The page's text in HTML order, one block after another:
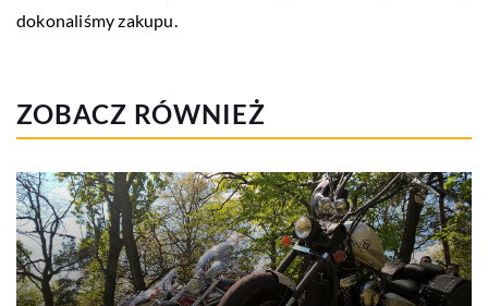
dokonaliśmy zakupu.
ZOBACZ RÓWNIEŻ